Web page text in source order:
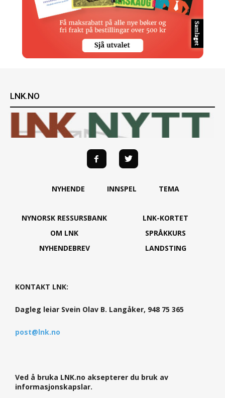
LNK.NO
NYHENDE INNSPEL TEMA
NYNORSK RESSURSBANK
OM LNK
NYHENDEBREV
LNK-KORTET
SPRÅKKURS
LANDSTING
KONTAKT LNK:
Dagleg leiar Svein Olav B. Langåker, 948 75 365
post@lnk.no
Ved å bruka LNK.no aksepterer du bruk av
informasjonskapslar.